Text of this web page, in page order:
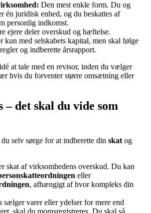
Den mest enkle form. Du og
én juridisk enhed, og du beskattes af
personlig indkomst.
ejere deler overskud og hæftelse.
kun med selskabets kapital, men skal følge
og indberette årsrapport.
at tale med en revisor, inden du vælger
hvis du forventer større omsætning eller
– det skal du vide som
selv sørge for at indberette din skat og
skat af virksomhedens overskud. Du kan
eller
, afhængigt af hvor kompleks din
sælger varer eller ydelser for mere end
skal du momsregistreres. Du skal så